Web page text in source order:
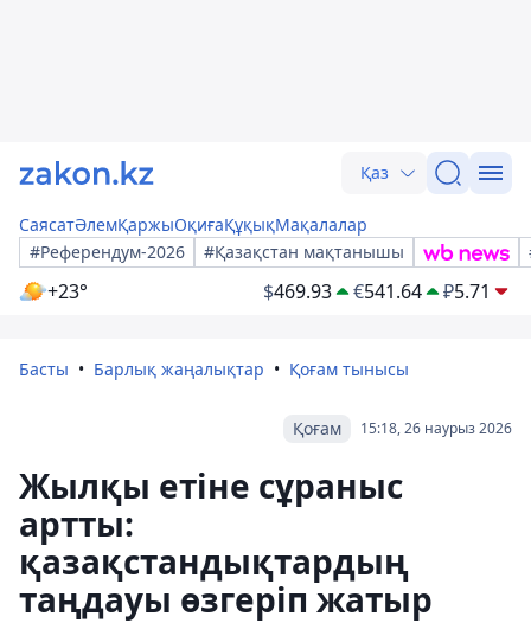
Қаз
СаясатӘлемҚаржыОқиғаҚұқықМақалалар
#Референдум-2026
#Қазақстан мақтанышы
+23° $469.93 €541.64 ₽5.71
Басты Барлық жаңалықтар Қоғам тынысы
15:18, 26 наурыз 2026
Қоғам
Жылқы етіне сұраныс
артты:
қазақстандықтардың
таңдауы өзгеріп жатыр